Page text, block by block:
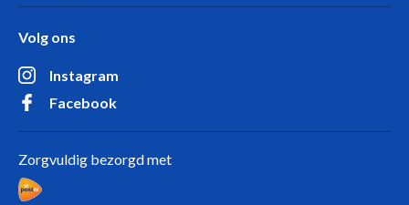
Volg ons
Instagram
Facebook
Zorgvuldig bezorgd met